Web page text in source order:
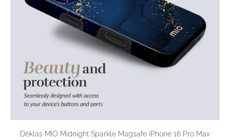
Dėklas MIO Midnight Sparkle Magsafe iPhone 16 Pro Max